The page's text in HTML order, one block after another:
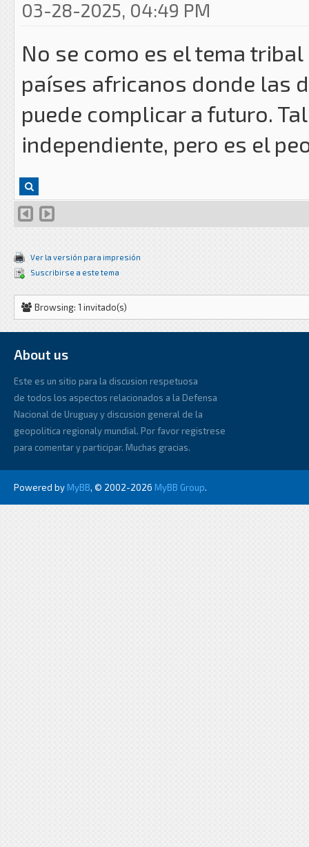
03-28-2025, 04:49 PM
No se como es el tema
países africanos donde las
puede complicar a futuro.
independiente, pero es el
Ver la versión para impresión
Suscribirse a este tema
Browsing: 1 invitado(s)
About us
Este es un sitio para la discusion respetuosa
de todos los aspectos relacionados a la Defensa
Nacional de Uruguay y discusion general de la
geopolitica regionaly mundial. Por favor registrese
para comentar y participar. Muchas gracias.
Powered by MyBB, © 2002-2026 MyBB Group.